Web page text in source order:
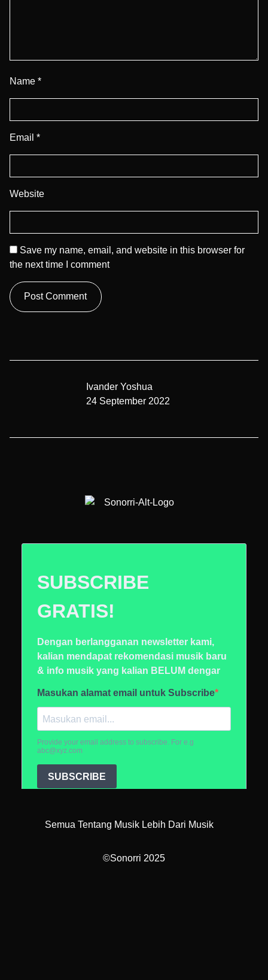
Name *
Email *
Website
Save my name, email, and website in this browser for
the next time I comment
Ivander Yoshua
24 September 2022
Semua Tentang Musik Lebih Dari Musik
©Sonorri 2025